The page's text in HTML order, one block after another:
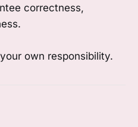
correctness,
own responsibility.